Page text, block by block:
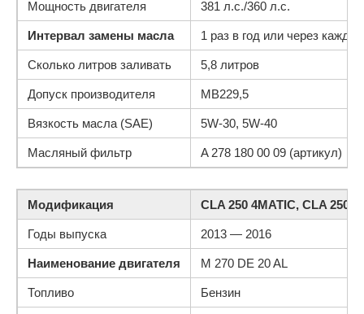
Мощность двигателя 381 л.с./360 л.с.
Интервал замены масла 1 раз в год или через
Сколько литров заливать 5,8 литров
Допуск производителя МВ229,5
Вязкость масла (SAE) 5W-30, 5W-40
Масляный фильтр A 278 180 00 09 (артикул)
Модификация CLA 250 4MATIC, CLA 250
Годы выпуска 2013 — 2016
Наименование двигателя M 270 DE 20 AL
Топливо Бензин